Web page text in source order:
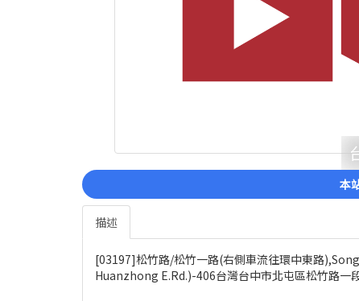
本
描述
[03197]松竹路/松竹一路(右側車流往環中東路
Huanzhong E.Rd.)-406台灣台中市北屯區松竹路一